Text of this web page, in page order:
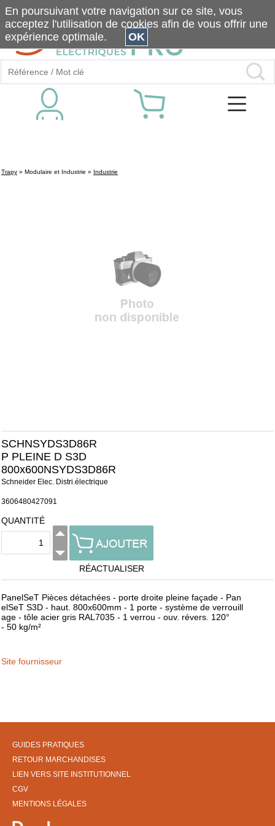
Trapy » Modulaire et Industrie » Industrie
SCHNSYDS3D86R
P PLEINE D S3D
800x600NSYDS3D86R
Schneider Elec. Distri.électrique
3606480427091
QUANTITÉ
RÉACTUALISER
PanelSeT Pièces détachées - porte droite pleine façade - Pan
elSeT S3D - haut. 800x600mm - 1 porte - système de verrouill
age - tôle acier gris RAL7035 - 1 verrou - ouv. révers. 120°
- 50 kg/m²
Site fournisseur
GUIDES PRATIQUES
RETOUR MARCHANDISES
LIEN VERS SITE INSTITUTIONNEL
CGV
MENTIONS LÉGALES
En poursuivant votre navigation sur ce site, vous
acceptez l'utilisation de cookies afin de vous offrir une
expérience optimale.
OK